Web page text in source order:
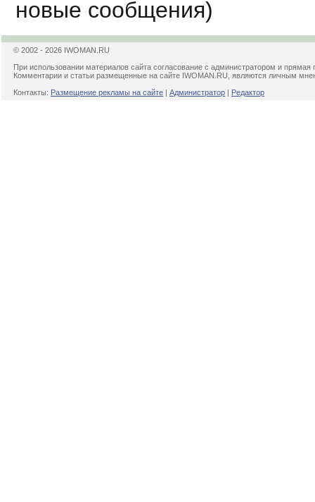
новые сообщения)
© 2002 - 2026 IWOMAN.RU
При использовании материалов сайта согласование с администратором и прямая
Комментарии и статьи размещенные на сайте IWOMAN.RU, являются личным
Контакты: Размещение рекламы на сайте | Администратор | Редактор